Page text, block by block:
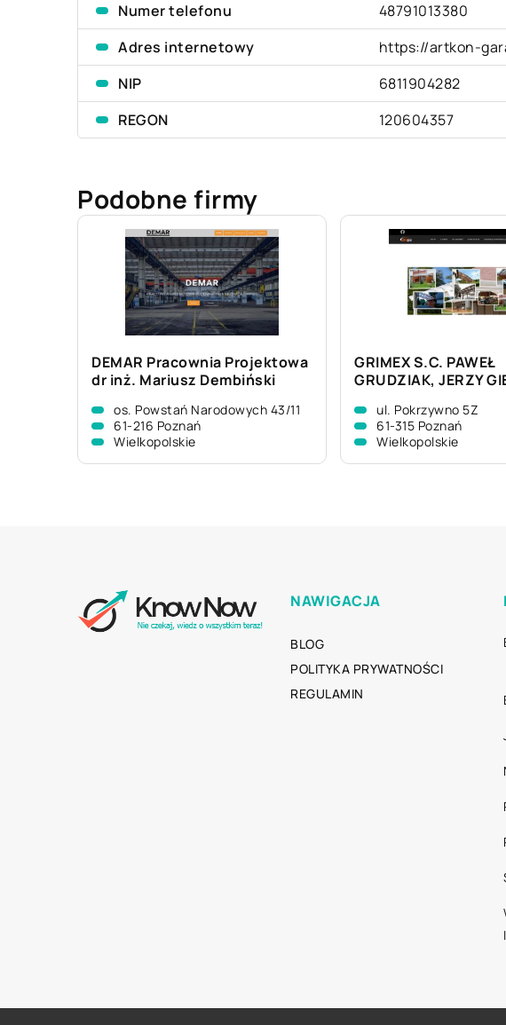
Numer telefonu
48791013380
Adres internetowy
https://artkon-
NIP
6811904282
REGON
120604357
Podobne firmy
DEMAR Pracownia Projektowa
dr inż. Mariusz Dembiński
os. Powstań Narodowych 43/11
61-216 Poznań
Wielkopolskie
GRIMEX S.C. PAWEŁ
GRUDZIAK, JERZY
ul. Pokrzywno 5Z
61-315 Poznań
Wielkopolskie
NAWIGACJA
BLOG
POLITYKA PRYWATNOŚCI
REGULAMIN